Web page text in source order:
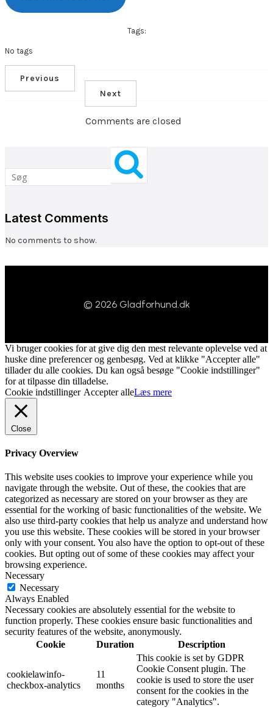
Tags:
No tags
Previous
Next
Comments are closed
Latest Comments
No comments to show.
© 2026 Gladforhund.dk
Vi bruger cookies for at give dig den mest relevante oplevelse ved at
huske dine preferencer og genbesøg. Ved at klikke "Accepter alle"
tillader du alle cookies. Du kan også besøge "Cookie indstillinger"
for at tilpasse din tilladelse.
Cookie indstillinger Accepter alleLæs mere
Close
Privacy Overview
This website uses cookies to improve your experience while you
navigate through the website. Out of these, the cookies that are
categorized as necessary are stored on your browser as they are
essential for the working of basic functionalities of the website. We
also use third-party cookies that help us analyze and understand how
you use this website. These cookies will be stored in your browser
only with your consent. You also have the option to opt-out of these
cookies. But opting out of some of these cookies may affect your
browsing experience.
Necessary
Necessary
Always Enabled
Necessary cookies are absolutely essential for the website to
function properly. These cookies ensure basic functionalities and
security features of the website, anonymously.
Cookie
Duration Description
cookielawinfo-
checkbox-analytics
11
months
This cookie is set by GDPR
Cookie Consent plugin. The
cookie is used to store the user
consent for the cookies in the
category "Analytics".